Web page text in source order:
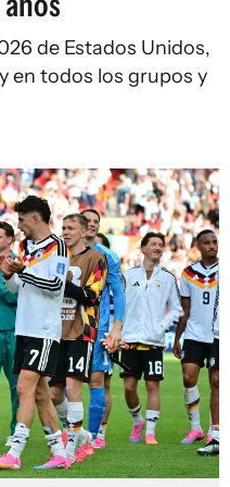
de Estados Unidos,
en todos los grupos y